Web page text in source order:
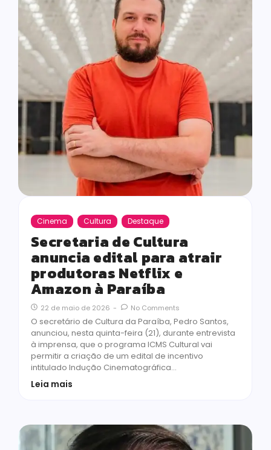
Cinema Cultura Destaque
Secretaria de Cultura
anuncia edital para atrair
produtoras Netflix e
Amazon à Paraíba
22 de maio de 2026 - No Comments
O secretário de Cultura da Paraíba, Pedro Santos,
anunciou, nesta quinta-feira (21), durante entrevista
à imprensa, que o programa ICMS Cultural vai
permitir a criação de um edital de incentivo
intitulado Indução Cinematográfica…
Leia mais